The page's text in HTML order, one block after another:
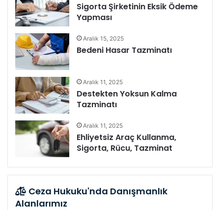
Sigorta Şirketinin Eksik Ödeme
Yapması
Aralık 15, 2025
Bedeni Hasar Tazminatı
Aralık 11, 2025
Destekten Yoksun Kalma
Tazminatı
Aralık 11, 2025
Ehliyetsiz Araç Kullanma,
Sigorta, Rücu, Tazminat
Ceza Hukuku'nda Danışmanlık
Alanlarımız